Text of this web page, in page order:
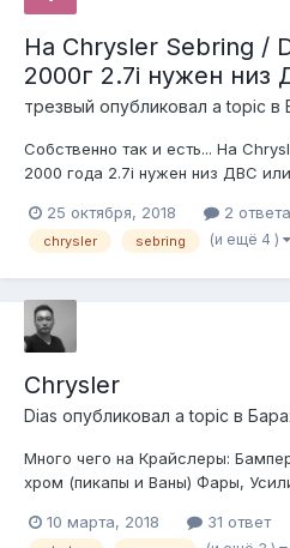
На Chrysler Sebring /
2000г 2.7i нужен низ
трезвый опубликовал a topic в
Собственно так и есть... На
2000 года 2.7i нужен низ ДВС
25 октября, 2018
2 ответа
chrysler sebring (и ещё 4 )
Chrysler
Dias опубликовал a topic в
Много чего на Крайслеры:
хром (пикапы и Ваны) Фары,
вентиляторы, Подкрыльники,
10 марта, 2018 31 ответ